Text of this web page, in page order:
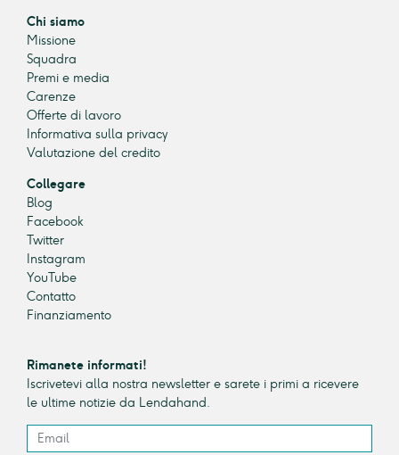
Chi siamo
Missione
Squadra
Premi e media
Carenze
Offerte di lavoro
Informativa sulla privacy
Valutazione del credito
Collegare
Blog
Facebook
Twitter
Instagram
YouTube
Contatto
Finanziamento
Rimanete informati!
Iscrivetevi alla nostra newsletter e sarete i primi a ricevere
le ultime notizie da Lendahand.